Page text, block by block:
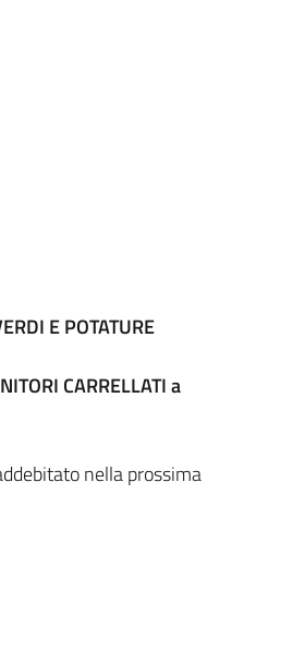
E POTATURE
CARRELLATI a
nella prossima